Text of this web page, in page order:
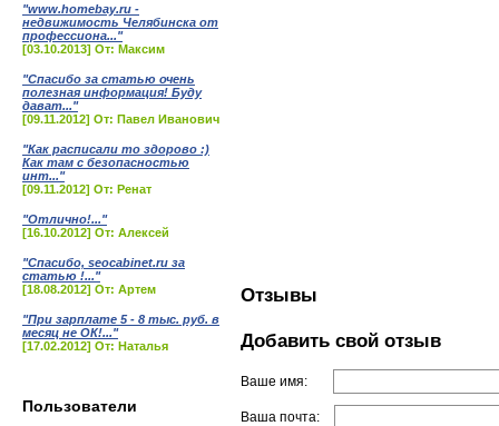
"www.homebay.ru -
недвижимость Челябинска от
профессиона..."
[03.10.2013] От: Максим
"Спасибо за статью очень
полезная информация! Буду
дават..."
[09.11.2012] От: Павел Иванович
"Как расписали то здорово :)
Как там с безопасностью
инт..."
[09.11.2012] От: Ренат
"Отлично!..."
[16.10.2012] От: Алексей
"Спасибо, seocabinet.ru за
статью !..."
[18.08.2012] От: Артем
"При зарплате 5 - 8 тыс. руб. в
месяц не ОК!..."
[17.02.2012] От: Наталья
Пользователи
Отзывы
Добавить свой отзыв
Ваше имя:
Ваша почта: